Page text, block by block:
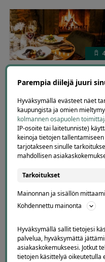
Stenhus Restaurant –
ruokalajin maistelumenu |
Tallinna
Arvostelu
tuotteesta:
5.00/ 5
Schlössle Hotel Tallinna
Parempia diilejä juuri
Hyväksymällä evästeet näet
kaupungista ja omien
kolmannen osapuolen
IP-osoite tai laitetunniste)
keinoja tietojen
tarjotakseen sinulle
mahdollisen
Tarkoitukset
Mainonnan ja sisällön
Kohdennettu mainonta
Hyväksymällä sallit tietojesi
palvelua, hyväksymättä
asiakaskokemukseesi. Jotkut
tietojen käsittelyä oikeutetulla